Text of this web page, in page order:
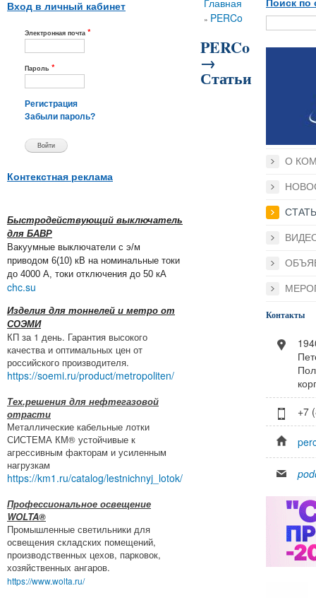
Вход в личный кабинет
Электронная почта *
Пароль *
Регистрация
Забыли пароль?
Контекстная реклама
Быстродействующий выключатель
для БАВР
Вакуумные выключатели с э/м
приводом 6(10) кВ на номинальные токи
до 4000 А, токи отключения до 50 кА
chc.su
Изделия для тоннелей и метро от
СОЭМИ
КП за 1 день. Гарантия высокого
качества и оптимальных цен от
российского производителя.
https://soemi.ru/product/metropoliten/
Тех.решения для нефтегазовой
отрасти
Металлические кабельные лотки
СИСТЕМА КМ® устойчивые к
агрессивным факторам и усиленным
нагрузкам
https://km1.ru/catalog/lestnichnyj_lotok/
Профессиональное освещение
WOLTA®
Промышленные светильники для
освещения складских помещений,
производственных цехов, парковок,
хозяйственных ангаров.
https://www.wolta.ru/
Вы здесь
Главная
» PERCo
PERCo
→
Статьи
Поиск по
О
Контакты
+7